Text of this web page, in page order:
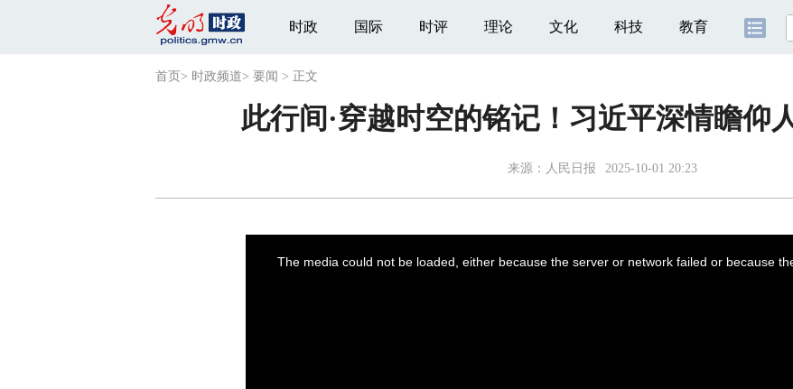
时政 国际 时评 理论 文化 科技 教育
首页 > 时政频道> 要闻 > 正文
此行间·穿越时空的铭记！习近平深情瞻仰
来源：人民日报 2025-10-01 20:23
The media could not be loaded, either because the server or network failed or because